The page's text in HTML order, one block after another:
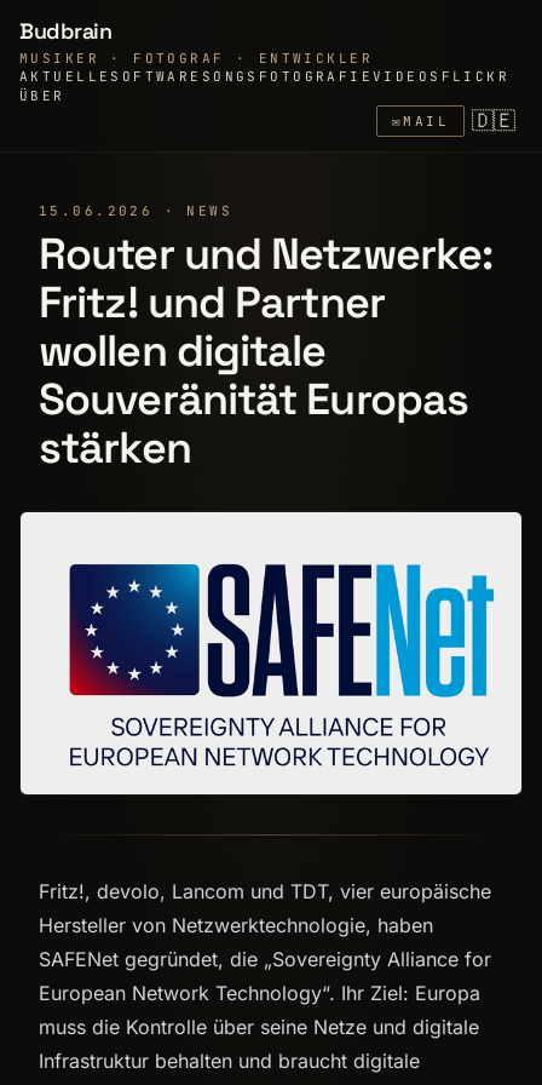
Budbrain
MUSIKER · FOTOGRAF · ENTWICKLER
AKTUELLE SOFTWARE SONGS FOTOGRAFIEVIDEOS FLICKR
ÜBER
✉MAIL 🇩🇪
15.06.2026 · NEWS
Router und Netzwerke:
Fritz! und Partner
wollen digitale
Souveränität Europas
stärken
Fritz!, devolo, Lancom und TDT, vier europäische
Hersteller von Netzwerktechnologie, haben
SAFENet gegründet, die „Sovereignty Alliance for
European Network Technology“. Ihr Ziel: Europa
muss die Kontrolle über seine Netze und digitale
Infrastruktur behalten und braucht digitale